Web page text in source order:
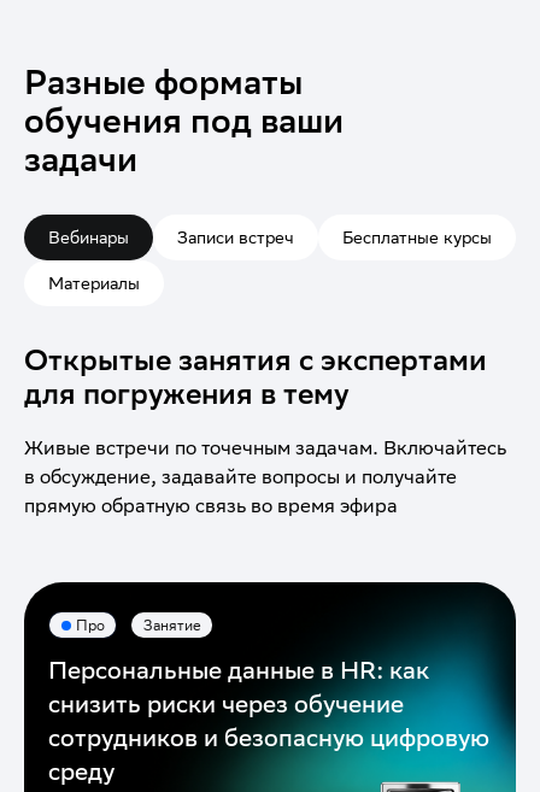
Разные форматы
обучения под ваши
задачи
Вебинары Записи встреч Бесплатные курсы
Материалы
Открытые занятия с экспертами
для погружения в тему
Живые встречи по точечным задачам. Включайтесь
в обсуждение, задавайте вопросы и получайте
прямую обратную связь во время эфира
Про Занятие
Персональные данные в HR: как
снизить риски через обучение
сотрудников и безопасную цифровую
среду